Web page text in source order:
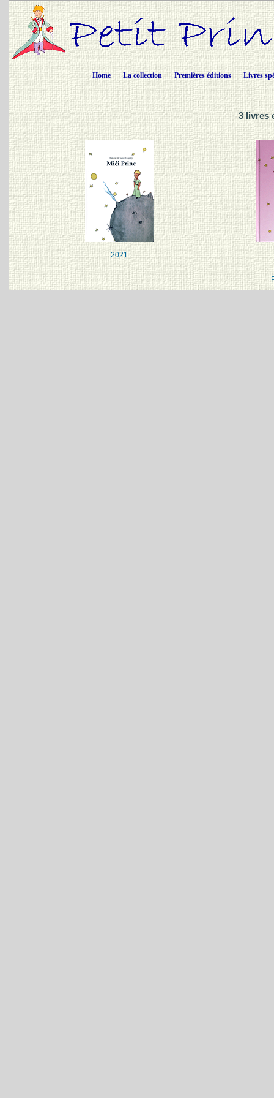
Home La collection Premières éditions Livres
3 livres
2021